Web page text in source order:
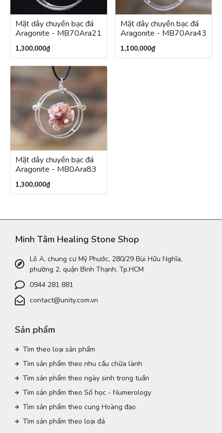
Mặt dây chuyền bạc đá
Aragonite - MB70Ara21
1,300,000₫
Mặt dây chuyền bạc đá
Aragonite - MB70Ara43
1,100,000₫
Mặt dây chuyền bạc đá
Aragonite - MB0Ara83
1,300,000₫
Minh Tâm Healing Stone Shop
Lô A, chung cư Mỹ Phước, 280/29 Bùi Hữu Nghĩa,
phường 2, quận Bình Thạnh, Tp.HCM
0944 281 881
contact@unity.com.vn
Sản phẩm
Tìm theo loại sản phẩm
Tìm sản phẩm theo nhu cầu chữa lành
Tìm sản phẩm theo ngày sinh trong tuần
Tìm sản phẩm theo Số học - Numerology
Tìm sản phẩm theo cung Hoàng đạo
Tìm sản phẩm theo loại đá